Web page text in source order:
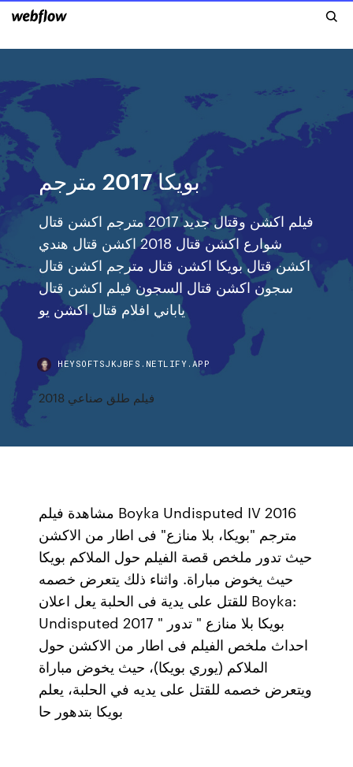
بويكا 2017 مترجم
فيلم اكشن وقتال جديد 2017 مترجم اكشن قتال
شوارع اكشن قتال 2018 اكشن قتال هندي
اكشن قتال بويكا اكشن قتال مترجم اكشن قتال
سجون اكشن قتال السجون فيلم اكشن قتال
ياباني افلام قتال اكشن يو
HEYSOFTSJKJBFS.NETLIFY.APP
فيلم طلق صناعي 2018
مشاهدة فيلم Boyka Undisputed IV 2016
مترجم "بويكا، بلا منازع" فى اطار من الاكشن
حيث تدور ملخص قصة الفيلم حول الملاكم بويكا
حيث يخوض مباراة. واثناء ذلك يتعرض خصمه
للقتل على يدية فى الحلبة يعل اعلان Boyka:
Undisputed 2017 " بويكا بلا منازع " تدور
احداث ملخص الفيلم فى اطار من الاكشن حول
الملاكم (يوري بويكا)، حيث يخوض مباراة
ويتعرض خصمه للقتل على يديه في الحلبة، يعلم
بويكا بتدهور حا